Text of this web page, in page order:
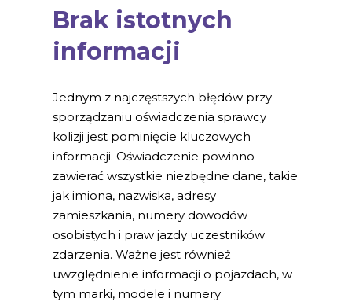
Brak istotnych
informacji
Jednym z najczęstszych błędów przy
sporządzaniu oświadczenia sprawcy
kolizji jest pominięcie kluczowych
informacji. Oświadczenie powinno
zawierać wszystkie niezbędne dane, takie
jak imiona, nazwiska, adresy
zamieszkania, numery dowodów
osobistych i praw jazdy uczestników
zdarzenia. Ważne jest również
uwzględnienie informacji o pojazdach, w
tym marki, modele i numery